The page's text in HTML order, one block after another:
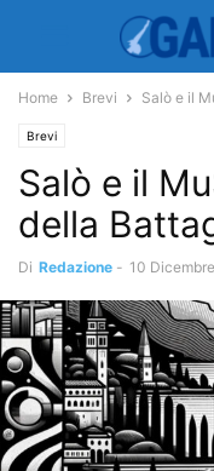
Home Brevi Salò e il
Brevi
Salò e il
della
Di Redazione - 10